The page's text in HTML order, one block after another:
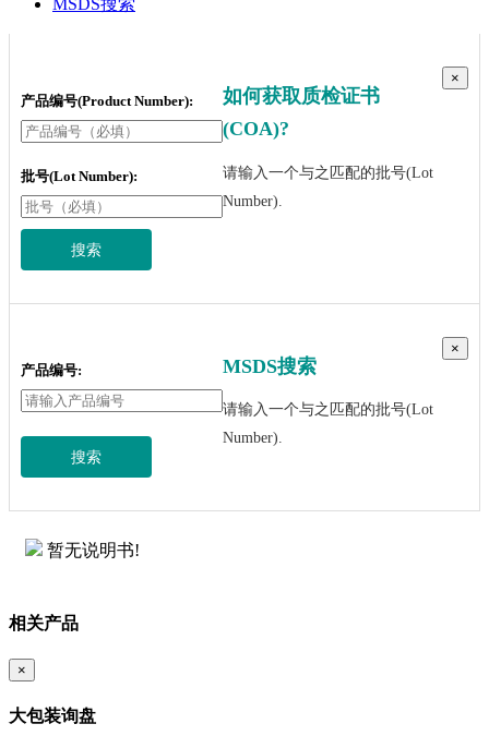
MSDS搜索
产品编号(Product Number):
批号(Lot Number):
搜索
如何获取质检证书
(COA)?
请输入一个与之匹配的批号(Lot
Number).
×
产品编号:
搜索
MSDS搜索
请输入一个与之匹配的批号(Lot
Number).
×
暂无说明书!
相关产品
×
大包装询盘